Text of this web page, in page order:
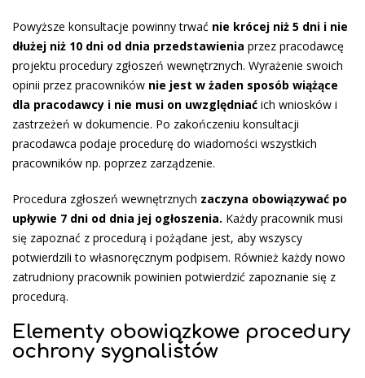
Powyższe konsultacje powinny trwać nie krócej niż 5 dni i nie
dłużej niż 10 dni od dnia przedstawienia przez pracodawcę
projektu procedury zgłoszeń wewnętrznych. Wyrażenie swoich
opinii przez pracowników nie jest w żaden sposób wiążące
dla pracodawcy i nie musi on uwzględniać ich wniosków i
zastrzeżeń w dokumencie. Po zakończeniu konsultacji
pracodawca podaje procedurę do wiadomości wszystkich
pracowników np. poprzez zarządzenie.
Procedura zgłoszeń wewnętrznych zaczyna obowiązywać po
upływie 7 dni od dnia jej ogłoszenia. Każdy pracownik musi
się zapoznać z procedurą i pożądane jest, aby wszyscy
potwierdzili to własnoręcznym podpisem. Również każdy nowo
zatrudniony pracownik powinien potwierdzić zapoznanie się z
procedurą.
Elementy obowiązkowe procedury
ochrony sygnalistów